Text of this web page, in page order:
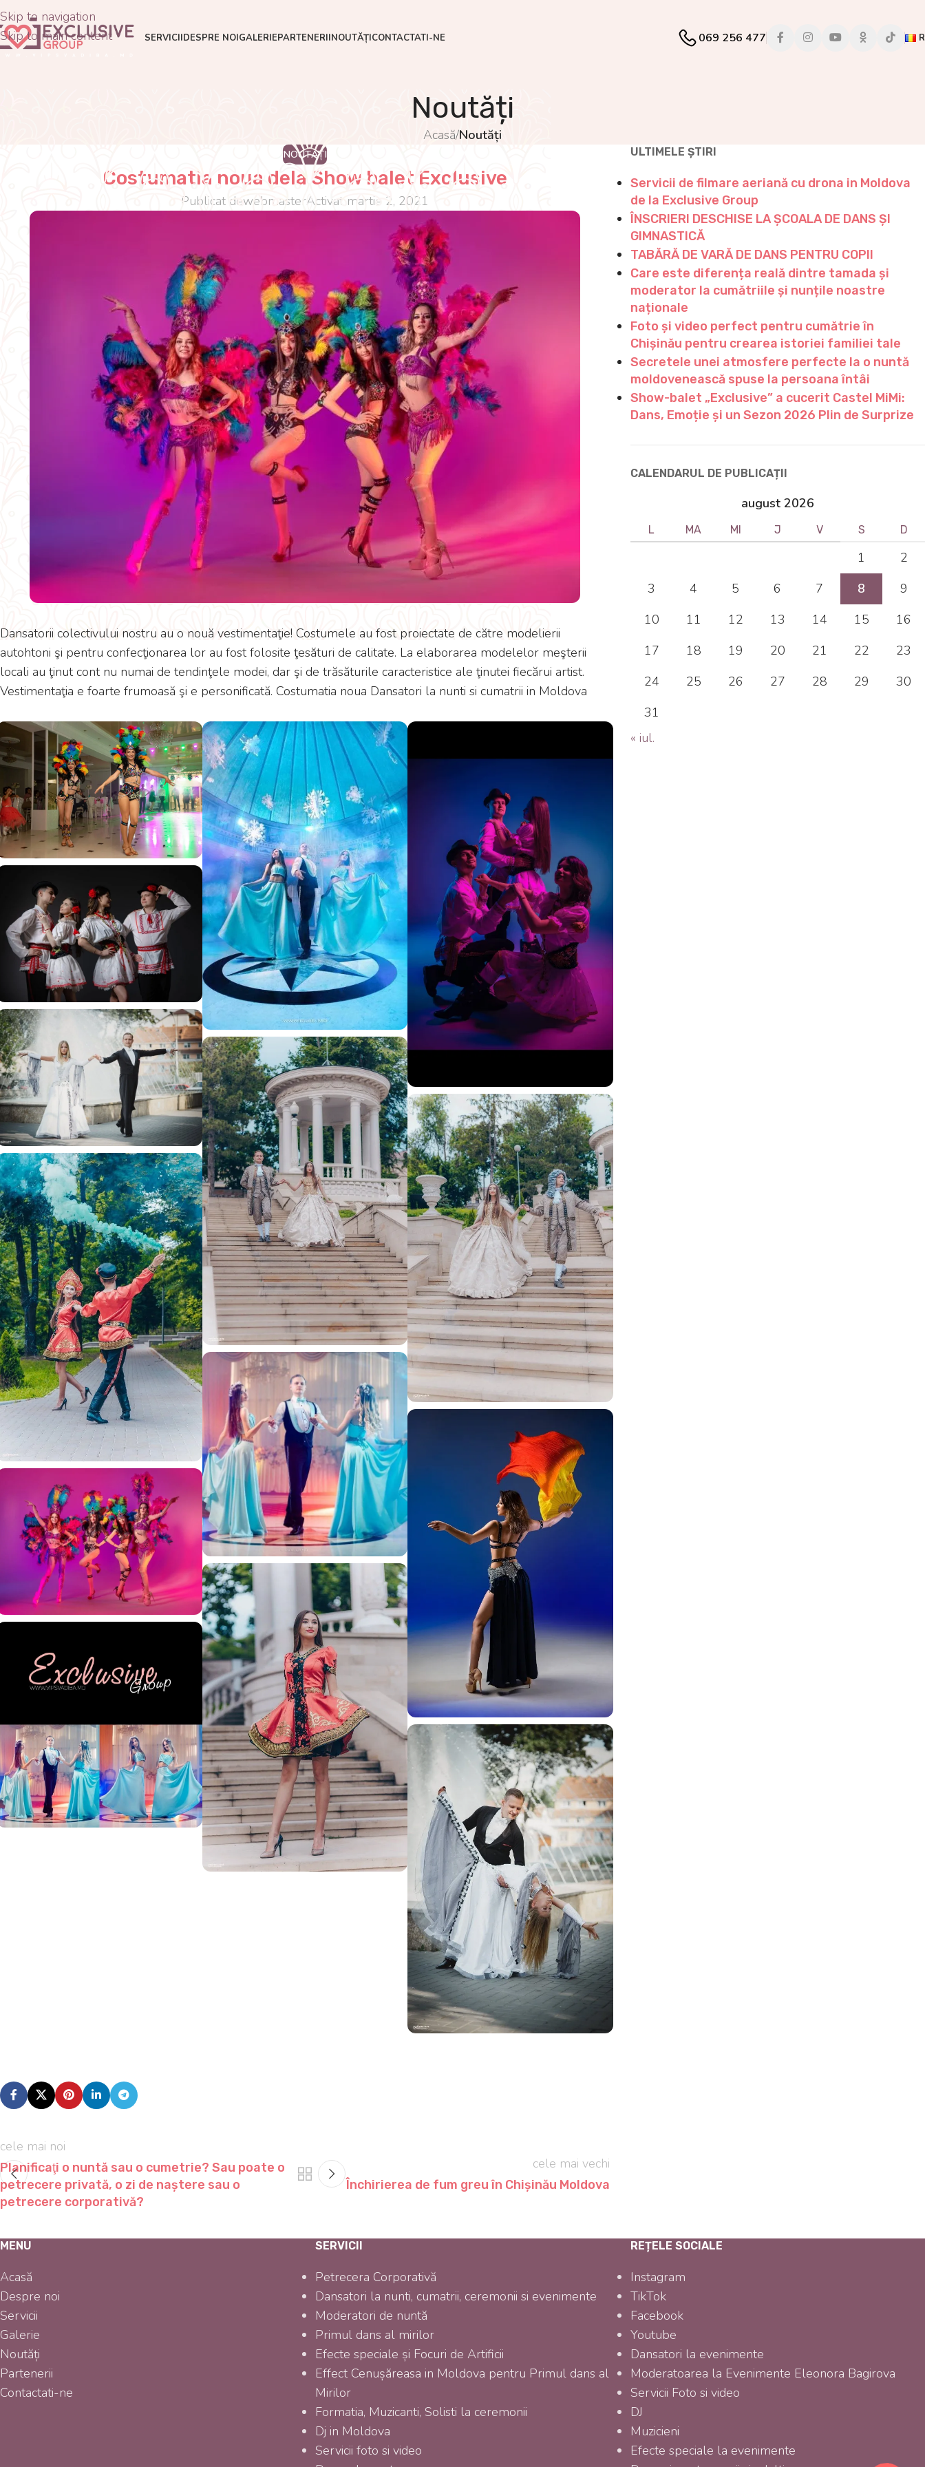
Skip to navigation
Skip to main content
SERVICIIDESPRE NOIGALERIEPARTENERIINOUTĂȚICONTACTATI-NE 069 256 477
Noutăți
Acasă/Noutăți
NOUTĂȚI
Costumatia noua dela Show balet Exclusive
Publicat dewebmasterActivat martie 2, 2021
Dansatorii colectivului nostru au o nouă vestimentaţie! Costumele au fost proiectate de către modelierii
autohtoni şi pentru confecţionarea lor au fost folosite ţesături de calitate. La elaborarea modelelor meşterii
locali au ţinut cont nu numai de tendinţele modei, dar şi de trăsăturile caracteristice ale ţinutei fiecărui artist.
Vestimentaţia e foarte frumoasă şi e personificată. Costumatia noua Dansatori la nunti si cumatrii in Moldova
cele mai noi
Planificaţi o nuntă sau о cumetrie? Sau poate o
petrecere privată, o zi de naștere sau o
petrecere corporativă?
cele mai vechi
Închirierea de fum greu în Chișinău Moldova
ULTIMELE ȘTIRI
Servicii de filmare aeriană cu drona in Moldova
de la Exclusive Group
ÎNSCRIERI DESCHISE LA ȘCOALA DE DANS ȘI
GIMNASTICĂ
TABĂRĂ DE VARĂ DE DANS PENTRU COPII
Care este diferența reală dintre tamada și
moderator la cumătriile și nunțile noastre
naționale
Foto și video perfect pentru cumătrie în
Chișinău pentru crearea istoriei familiei tale
Secretele unei atmosfere perfecte la o nuntă
moldovenească spuse la persoana întâi
Show-balet „Exclusive” a cucerit Castel MiMi:
Dans, Emoție și un Sezon 2026 Plin de Surprize
CALENDARUL DE PUBLICAȚII
august 2026
L MA MI J V S D
1
2
3
4 5 6 7 8
9
10
11 12 13 14 15
16
17
18 19 20 21 22
23
24
25 26 27 28 29
30
31
« iul.
MENU
Acasă
Despre noi
Servicii
Galerie
Noutăți
Partenerii
Contactati-ne
SERVICII
Petrecera Corporativă
Dansatori la nunti, cumatrii, ceremonii si evenimente
Moderatori de nuntă
Primul dans al mirilor
Efecte speciale și Focuri de Artificii
Effect Cenușăreasa in Moldova pentru Primul dans al
Mirilor
Formatia, Muzicanti, Solisti la ceremonii
Dj in Moldova
Servicii foto si video
REȚELE SOCIALE
Instagram
TikTok
Facebook
Youtube
Dansatori la evenimente
Moderatoarea la Evenimente Eleonora Bagirova
Servicii Foto si video
DJ
Muzicieni
Efecte speciale la evenimente